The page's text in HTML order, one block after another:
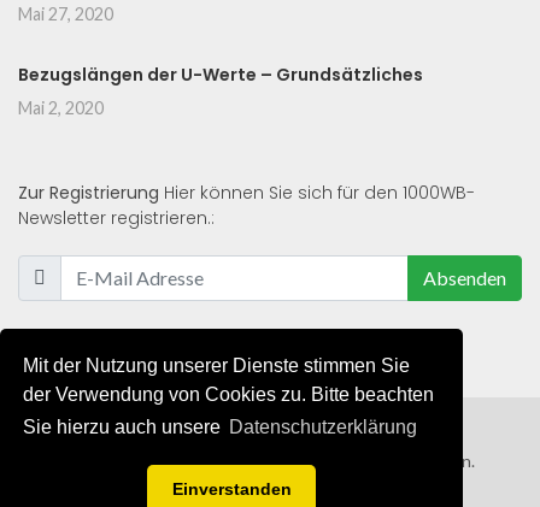
Mit der Nutzung unserer Dienste stimmen Sie
der Verwendung von Cookies zu. Bitte beachten
Sie hierzu auch unsere Datenschutzerklärung
Einverstanden
Mai 27, 2020
Bezugslängen der U-Werte – Grundsätzliches
Mai 2, 2020
Zur Registrierung Hier können Sie sich für den 1000WB-
Newsletter registrieren.:
Absenden
© 2019 - 2021 - Alle Rechte von 1000WB vorbehalten.
AGB/Datenschutzerklärung